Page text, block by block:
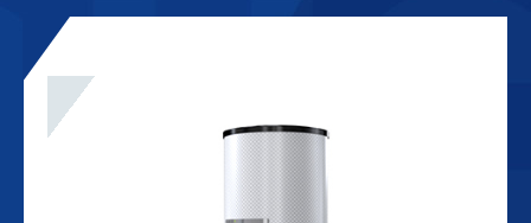
產品介紹
油霧回收機